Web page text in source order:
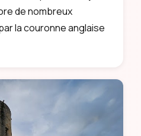
de nombreux
la couronne anglaise